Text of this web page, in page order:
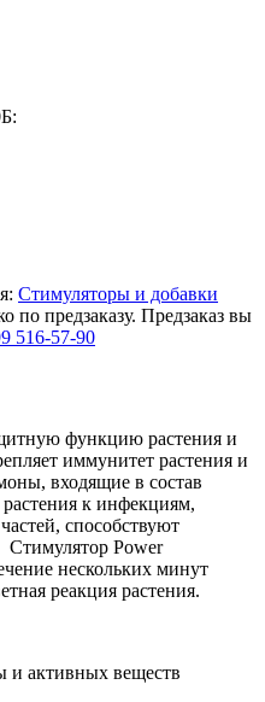
Стимуляторы и добавки
по предзаказу. Предзаказ вы
516-57-90
функцию растения и
иммунитет растения и
входящие в состав
к инфекциям,
способствуют
Power
нескольких минут
реакция растения.
и активных веществ